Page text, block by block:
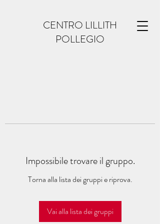
CENTRO LILLITH
POLLEGIO
Impossibile trovare il gruppo.
Torna alla lista dei gruppi e riprova.
Vai alla lista dei gruppi